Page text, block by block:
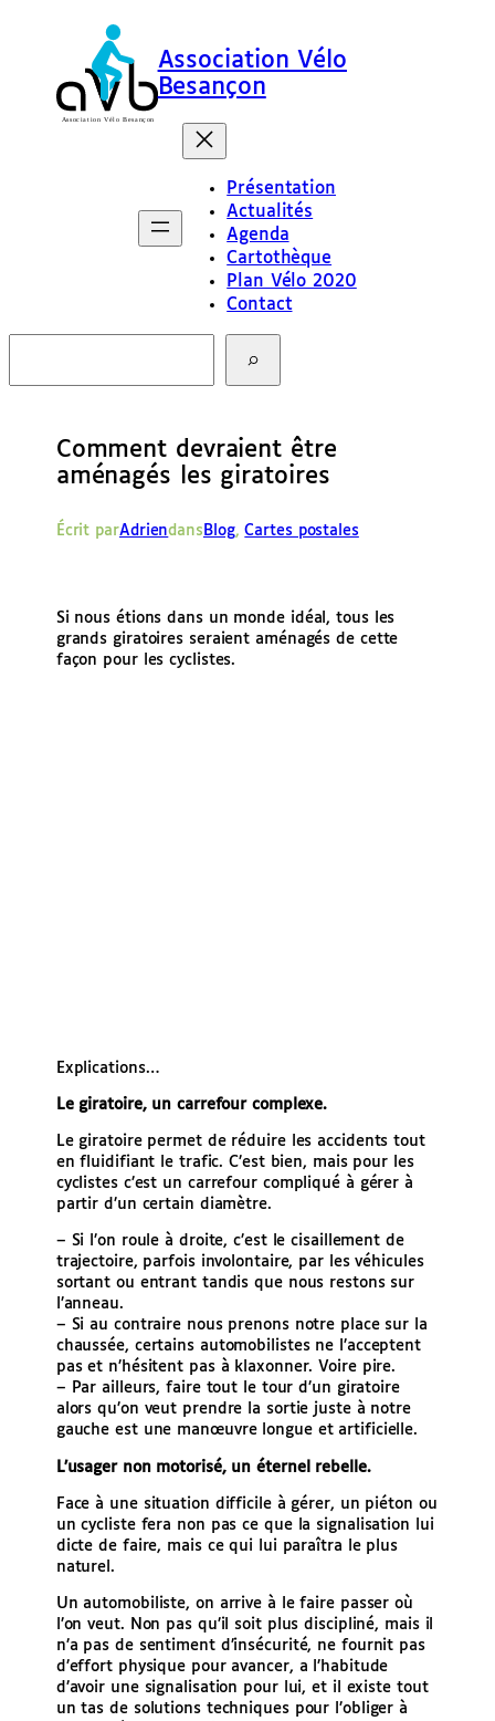
Association Vélo
Besançon
Présentation
Actualités
Agenda
Cartothèque
Plan Vélo 2020
Contact
c
Comment devraient être
aménagés les giratoires
Écrit parAdriendans Blog, Cartes postales
Si nous étions dans un monde idéal, tous les
grands giratoires seraient aménagés de cette
façon pour les cyclistes.
Explications…
Le giratoire, un carrefour complexe.
Le giratoire permet de réduire les accidents tout
en fluidifiant le trafic. C’est bien, mais pour les
cyclistes c’est un carrefour compliqué à gérer à
partir d’un certain diamètre.
– Si l’on roule à droite, c’est le cisaillement de
trajectoire, parfois involontaire, par les véhicules
sortant ou entrant tandis que nous restons sur
l’anneau.
– Si au contraire nous prenons notre place sur la
chaussée, certains automobilistes ne l’acceptent
pas et n’hésitent pas à klaxonner. Voire pire.
– Par ailleurs, faire tout le tour d’un giratoire
alors qu’on veut prendre la sortie juste à notre
gauche est une manœuvre longue et artificielle.
L’usager non motorisé, un éternel rebelle.
Face à une situation difficile à gérer, un piéton ou
un cycliste fera non pas ce que la signalisation lui
dicte de faire, mais ce qui lui paraîtra le plus
naturel.
Un automobiliste, on arrive à le faire passer où
l’on veut. Non pas qu’il soit plus discipliné, mais il
n’a pas de sentiment d’insécurité, ne fournit pas
d’effort physique pour avancer, a l’habitude
d’avoir une signalisation pour lui, et il existe tout
un tas de solutions techniques pour l’obliger à